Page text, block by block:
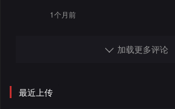
1个月前
加载更多评论
最近上传